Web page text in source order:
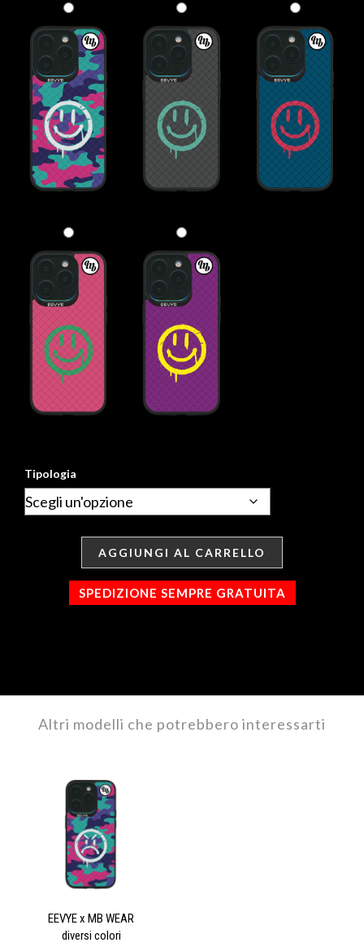
Tipologia
AGGIUNGI AL CARRELLO
SPEDIZIONE SEMPRE GRATUITA
Altri modelli che potrebbero interessarti
EEVYE x MB WEAR
diversi colori